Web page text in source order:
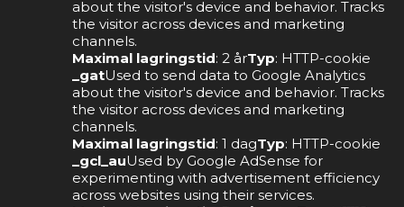
about the visitor's device and behavior. Tracks
the visitor across devices and marketing
channels.
Maximal lagringstid: 2 årTyp: HTTP-cookie
_gatUsed to send data to Google Analytics
about the visitor's device and behavior. Tracks
the visitor across devices and marketing
channels.
Maximal lagringstid: 1 dagTyp: HTTP-cookie
_gcl_auUsed by Google AdSense for
experimenting with advertisement efficiency
across websites using their services.